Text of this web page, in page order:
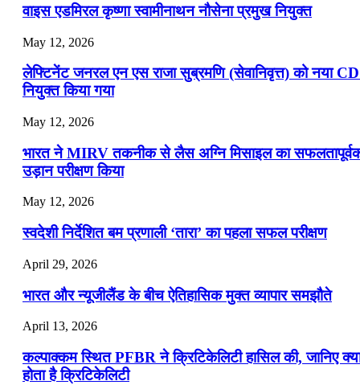
वाइस एडमिरल कृष्णा स्वामीनाथन नौसेना प्रमुख नियुक्त
May 12, 2026
लेफ्टिनेंट जनरल एन एस राजा सुब्रमणि (सेवानिवृत्त) को नया
नियुक्त किया गया
May 12, 2026
भारत ने MIRV तकनीक से लैस अग्नि मिसाइल का
उड़ान परीक्षण किया
May 12, 2026
स्वदेशी निर्देशित बम प्रणाली ‘तारा’ का पहला सफल परीक्षण
April 29, 2026
भारत और न्यूजीलैंड के बीच ऐतिहासिक मुक्त व्यापार समझौते
April 13, 2026
कल्पाक्कम स्थित PFBR ने क्रिटिकेलिटी हासिल की, जानिए
होता है क्रिटिकेलिटी